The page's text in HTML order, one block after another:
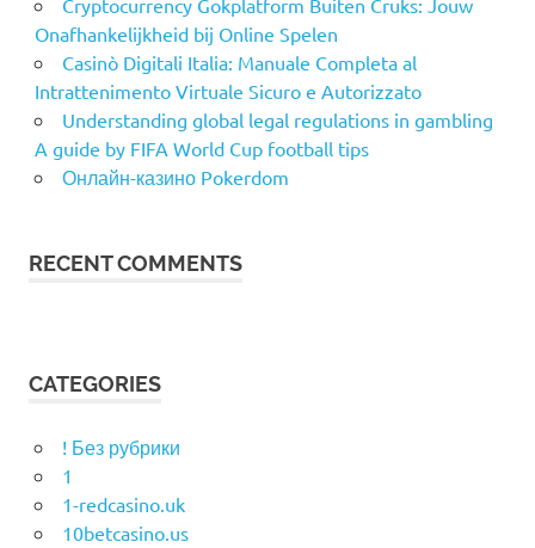
Cryptocurrency Gokplatform Buiten Cruks: Jouw
Onafhankelijkheid bij Online Spelen
Casinò Digitali Italia: Manuale Completa al
Intrattenimento Virtuale Sicuro e Autorizzato
Understanding global legal regulations in gambling
A guide by FIFA World Cup football tips
Онлайн-казино Pokerdom
RECENT COMMENTS
CATEGORIES
! Без рубрики
1
1-redcasino.uk
10betcasino.us